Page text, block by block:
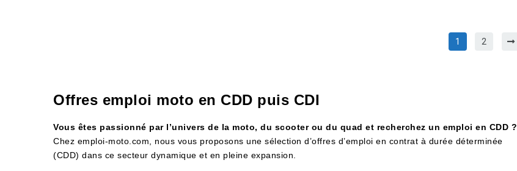
1 2
Offres emploi moto en CDD puis CDI
Vous êtes passionné par l’univers de la moto, du scooter ou du quad et recherchez un emploi en CDD ?
Chez emploi-moto.com, nous vous proposons une sélection d’offres d’emploi en contrat à durée déterminée
(CDD) dans ce secteur dynamique et en pleine expansion.